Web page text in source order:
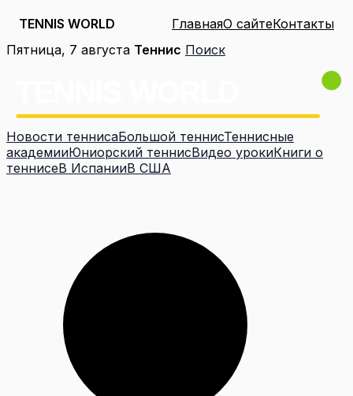
TENNIS WORLD ГлавнаяО сайтеКонтакты
Перейти
Пятница, 7 августа Теннис Поиск
Новости теннисаБольшой теннисТеннисные
академииЮниорский теннисВидео урокиКниги о
теннисеВ ИспанииВ США